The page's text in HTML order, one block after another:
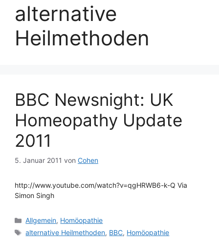
alternative
Heilmethoden
BBC Newsnight: UK
Homeopathy Update
2011
5. Januar 2011 von Cohen
http://www.youtube.com/watch?v=qgHRWB6-k-Q Via
Simon Singh
Kategorien
Allgemein, Homöopathie
Schlagwörter
alternative Heilmethoden, BBC, Homöopathie